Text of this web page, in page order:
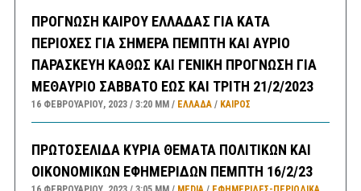
ΠΡΟΓΝΩΣΗ ΚΑΙΡΟΥ ΕΛΛΑΔΑΣ ΓΙΑ ΚΑΤΑ
ΠΕΡΙΟΧΕΣ ΓΙΑ ΣΗΜΕΡΑ ΠΕΜΠΤΗ ΚΑΙ ΑΥΡΙΟ
ΠΑΡΑΣΚΕΥΗ ΚΑΘΩΣ ΚΑΙ ΓΕΝΙΚΗ ΠΡΟΓΝΩΣΗ ΓΙΑ
ΜΕΘΑΥΡΙΟ ΣΑΒΒΑΤΟ ΕΩΣ ΚΑΙ ΤΡΙΤΗ 21/2/2023
16 ΦΕΒΡΟΥΑΡΊΟΥ, 2023 3:20 ΜΜ ΕΛΛΑΔA/ ΚΑΙΡΌΣ
ΠΡΩΤΟΣΕΛΙΔΑ ΚΥΡΙΑ ΘΕΜΑΤΑ ΠΟΛΙΤΙΚΩΝ ΚΑΙ
ΟΙΚΟΝΟΜΙΚΩΝ ΕΦΗΜΕΡΙΔΩΝ ΠΕΜΠΤΗ 16/2/23